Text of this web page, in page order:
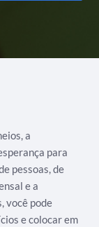
a
para
pessoas, de
e a
você pode
e colocar em